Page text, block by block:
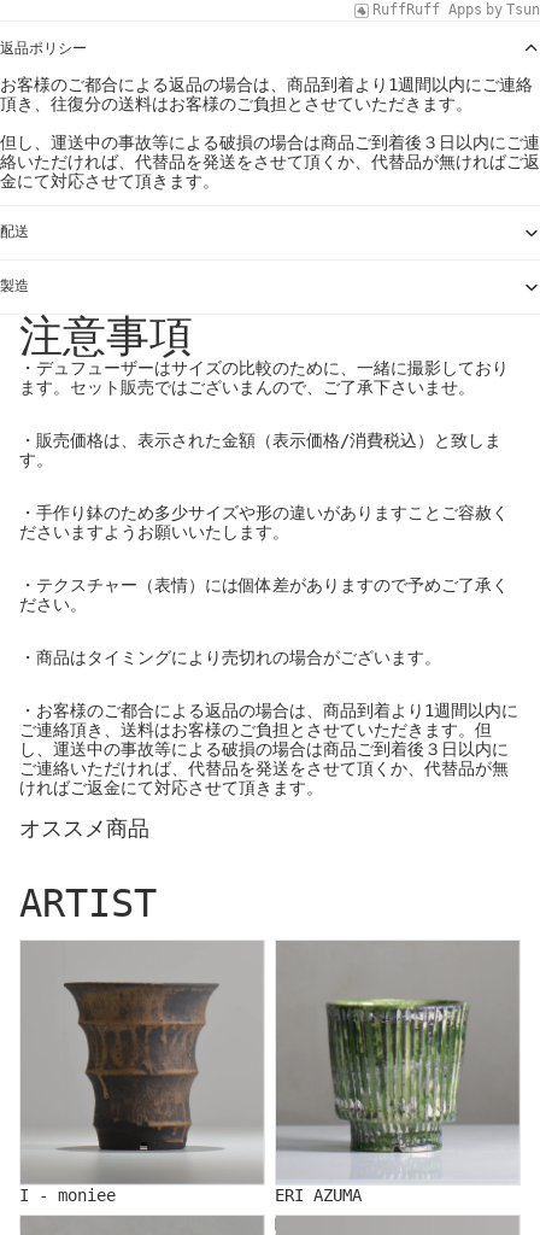
RuffRuff Apps by Tsun
返品ポリシー
お客様のご都合による返品の場合は、商品到着より1週間以内にご連絡
頂き、往復分の送料はお客様のご負担とさせていただきます。
但し、運送中の事故等による破損の場合は商品ご到着後３日以内にご連
絡いただければ、代替品を発送をさせて頂くか、代替品が無ければご返
金にて対応させて頂きます。
配送
製造
注意事項
・デュフューザーはサイズの比較のために、一緒に撮影しており
ます。セット販売ではございまんので、ご了承下さいませ。
・販売価格は、表示された金額（表示価格/消費税込）と致しま
す。
・手作り鉢のため多少サイズや形の違いがありますことご容赦く
ださいますようお願いいたします。
・テクスチャー（表情）には個体差がありますので予めご了承く
ださい。
・商品はタイミングにより売切れの場合がございます。
・お客様のご都合による返品の場合は、商品到着より1週間以内に
ご連絡頂き、送料はお客様のご負担とさせていただきます。但
し、運送中の事故等による破損の場合は商品ご到着後３日以内に
ご連絡いただければ、代替品を発送をさせて頂くか、代替品が無
ければご返金にて対応させて頂きます。
オススメ商品
ARTIST
I - moniee
ERI AZUMA
MAKOTO OKI/沖 誠